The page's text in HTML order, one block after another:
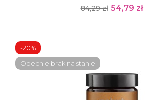
84,29 zł 54,79 zł
-20%
Obecnie brak na stanie